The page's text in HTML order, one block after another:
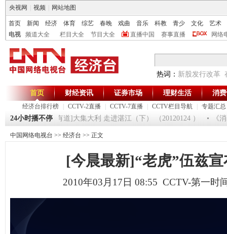
央视网 视频 网站地图
首页 新闻 经济 体育 综艺 春晚 戏曲 音乐 科教 青少 文化
艺术
电视
频道大全 栏目大全 节目大全 直播中国 赛事直播 网络
热词： 新股发行改革
首页
经济台排行榜 CCTV-2直播 CCTV-7直播 CCTV栏目导航 专题汇总
财经资讯 证券市场 理财生活 消
24小时播不停[生财有道]大集大利 走进湛江（下） （20120124 ） 《消
中国网络电视台 >> 经济台 >> 正文
[今晨最新]“老虎”伍兹
2010年03月17日 08:55 CCTV-第一时